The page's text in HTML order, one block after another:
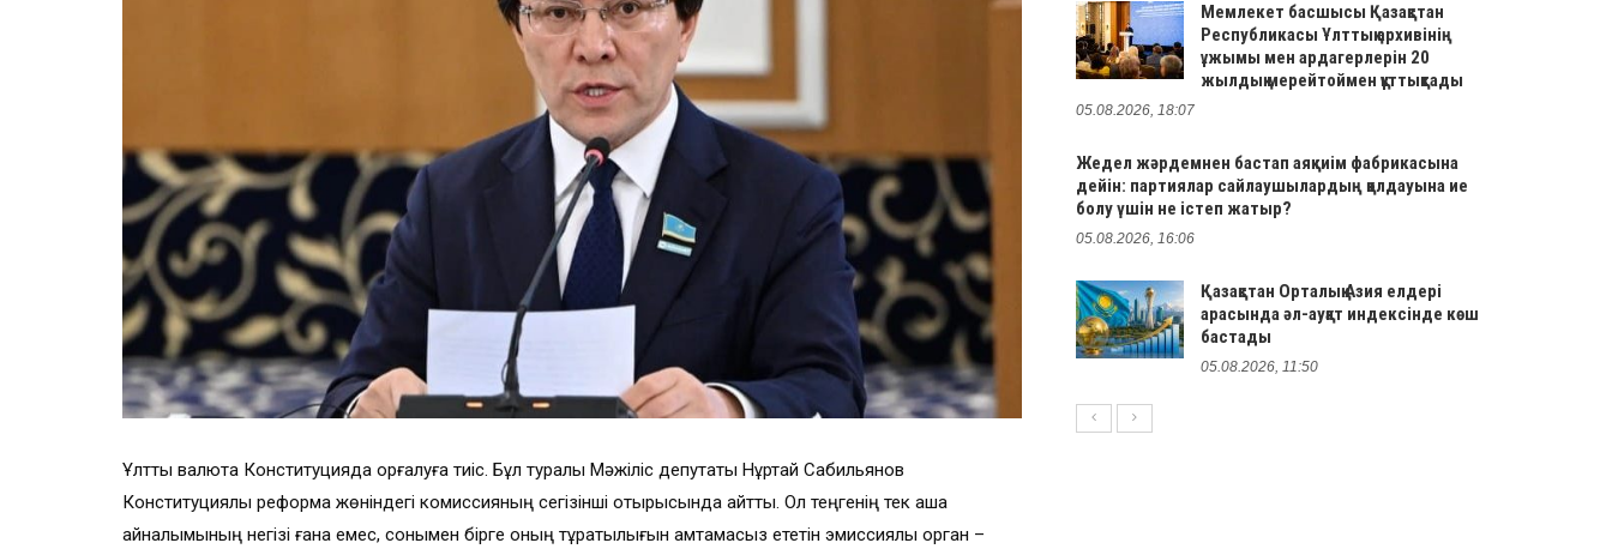
Ұлттық валюта Конституцияда қорғалуға тиіс. Бұл туралы Мәжіліс депутаты Нұртай Сабильянов
Конституциялық реформа жөніндегі комиссияның сегізінші отырысында айтты. Ол теңгенің тек ақша
айналымының негізі ғана емес, сонымен бірге оның тұрақтылығын қамтамасыз ететін эмиссиялық орган –
Мемлекет басшысы Қазақстан
Республикасы Ұлттық архивінің
ұжымы мен ардагерлерін 20
жылдық мерейтоймен құттықтады
05.08.2026, 18:07
Жедел жәрдемнен бастап аяқкиім фабрикасына
дейін: партиялар сайлаушылардың қолдауына ие
болу үшін не істеп жатыр?
05.08.2026, 16:06
Қазақстан Орталық Азия елдері
арасында әл-ауқат индексінде көш
бастады
05.08.2026, 11:50